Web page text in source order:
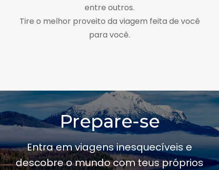
entre outros.
Tire o melhor proveito da viagem feita de você
para você.
Prepare-se
Entra em viagens inesquecíveis e
descobre o mundo com teus próprios